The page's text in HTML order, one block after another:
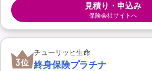
見積り・申込み
保険会社サイトへ
3位
チューリッヒ生命
終身保険プラチナ